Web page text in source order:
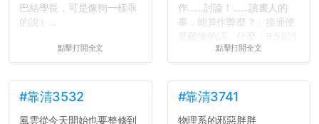
巴結學長，可是像狗一樣乖
的說）...
點擊打開全文
作......討論！......讀書人的
事，能算作弊麼？」接連便
論考題難度」，什麼「名譽
的空氣。...
點擊打開全文
#靠清3532
風雲從今天開始也要整修到
#靠清3741
物理系的邪惡胖胖